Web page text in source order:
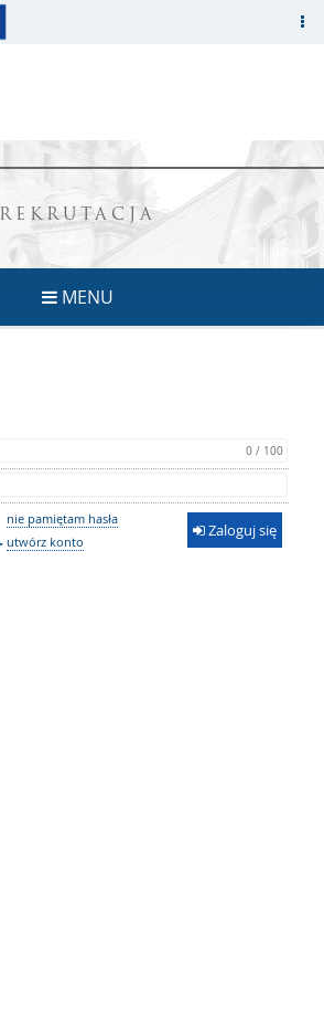
REKRUTACJA
MENU
0 / 100
nie pamiętam hasła
utwórz konto
Zaloguj się